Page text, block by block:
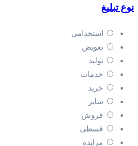
نوع تبلیغ
استخدامی
تعویض
تولید
خدمات
خرید
سایر
فروش
قسطی
مزایده